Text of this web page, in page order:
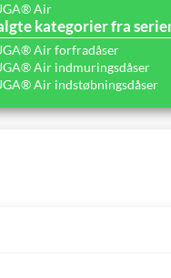
Air
kategorier fra
Air forfradåser
Air indmuringsdåser
Air indstøbningsdåser